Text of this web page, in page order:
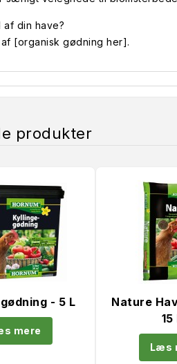
af din have?
[organisk gødning her].
produkter
- 5 L
mere
Nature
Læs